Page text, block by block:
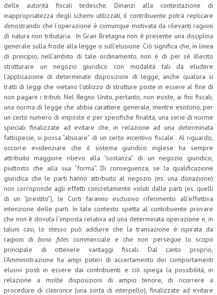
delle autorità fiscali tedesche. Dinanzi alla contestazione di
inappropriatezza degli schemi utilizzati, il contribuente potrà replicare
dimostrando che l’operazione è comunque motivata da rilevanti ragioni
di natura non tributaria. In Gran Bretagna non è presente una disciplina
generale sulla frode alla legge o sull’elusione. Ciò significa che, in linea
di principio, nell’ambito di tale ordinamento, non è di per sé illecito
strutturare un negozio giuridico con modalità tali da eludere
l’applicazione di determinate disposizioni di legge, anche qualora si
tratti di leggi che vietano l’utilizzo di strutture poste in essere al fine di
non pagare i tributi. Nel Regno Unito, pertanto, non esiste, ai fini fiscali,
una norma di legge che abbia carattere generale, mentre esistono, per
un certo numero di imposte e per specifiche finalità, una serie di norme
speciali finalizzate ad evitare che, in relazione ad una determinata
fattispecie, si possa “abusare” di un certo incentivo fiscale. Al riguardo,
occorre evidenziare che il sistema giuridico inglese ha sempre
attribuito maggiore rilievo alla “sostanza” di un negozio giuridico,
piuttosto che alla sua “forma”. Di conseguenza, se la qualificazione
giuridica che le parti hanno attribuito al negozio (es. una donazione)
non corrisponde agli effetti concretamente voluti dalle parti (es. quelli
di un “prestito”), le Corti faranno esclusivo riferimento all’effettiva
intenzione delle parti. In tale contesto spetta al contribuente provare
che non è dovuta l’imposta relativa ad una determinata operazione e, in
taluni casi, lo stesso può addurre che la transazione è ispirata da
ragioni dibona fides commerciale e che non persegue lo scopo
principale di ottenere vantaggi fiscali. Dal canto proprio,
l’Amministrazione ha ampi poteri di accertamento dei comportamenti
elusivi posti in essere dai contribuenti e ciò spiega la possibilità, in
relazione a molte disposizioni di ampio tenore, di ricorrere a
procedure di clearance (una sorta di interpello), finalizzate ad evitare